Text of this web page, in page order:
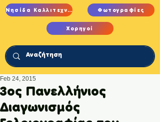
Νησίδα Καλλιτεχνών Φωτογραφίες
Χορηγοί
3ος Πανελλήνιος
Διαγωνισμός
Feb 24, 2015